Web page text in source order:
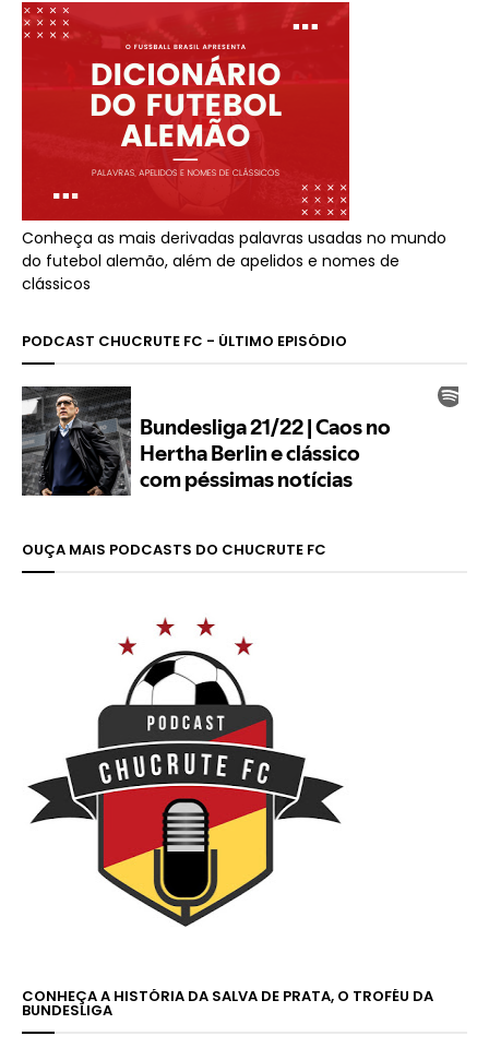
Conheça as mais derivadas palavras usadas no mundo
do futebol alemão, além de apelidos e nomes de
clássicos
PODCAST CHUCRUTE FC - ÚLTIMO EPISÓDIO
OUÇA MAIS PODCASTS DO CHUCRUTE FC
CONHEÇA A HISTÓRIA DA SALVA DE PRATA, O TROFÉU DA
BUNDESLIGA